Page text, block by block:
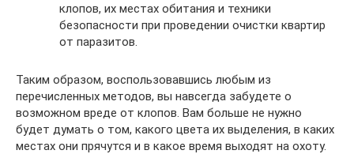
клопов, их местах обитания и техники
безопасности при проведении очистки квартир
от паразитов.
Таким образом, воспользовавшись любым из
перечисленных методов, вы навсегда забудете о
возможном вреде от клопов. Вам больше не нужно
будет думать о том, какого цвета их выделения, в каких
местах они прячутся и в какое время выходят на охоту.